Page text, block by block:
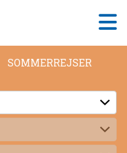
SOMMERREJSER